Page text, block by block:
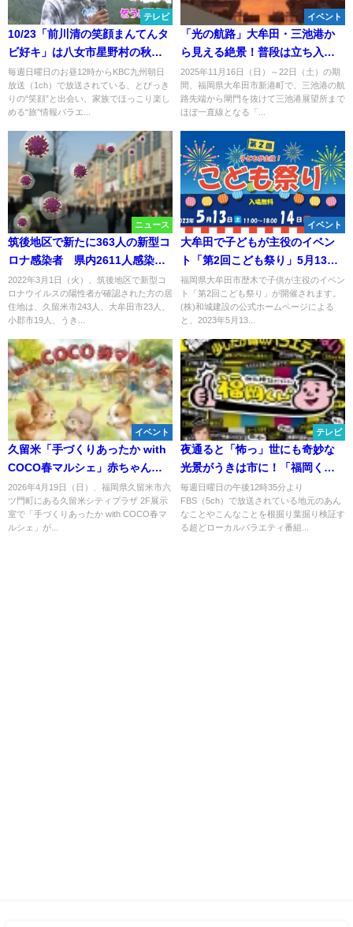
テレビ
10/23「前川清の笑顔まんてんタ
ビ好キ」は八女市星野村の秋祭
りで前川親子が熱唱！？お昼12
時から
毎週日曜日のお昼12時からKBC九州朝日
放送（1ch）で放送されている、とびっき
りの“笑顔”と出会い、家族でほっこり楽し
める“旅”情報バラエ...
イベント
「光の航路」大牟田・三池港か
ら見える絶景！普段は立ち入れ
ない岸壁を開放
2025年11月16日（日）～22日（土）の期
間、福岡県大牟田市新港町で、三池港の航
路先端から閘門を抜けて三池港展望所まで
ほぼ一直線となる「...
ニュース
筑後地区で新たに363人の新型コ
ロナ感染者 県内2611人感染、
過去最多の22人死亡【3月1日】
2022年3月1日（火）、筑後地区で新型コ
ロナウイルスの陽性者が確認された方の居
住地は、久留米市243人、大牟田市23人、
小郡市19人、うき...
イベント
大牟田で子どもが主役のイベン
ト「第2回こども祭り」5月13
日、14日開催 職業体験で「ワ
シロコイン」をもらって食べて
飲んで遊べる！
福岡県大牟田市歴木で子供が主役のイベン
ト「第2回こども祭り」が開催されます。
(株)和城建設の公式ホームページによる
と、2023年5月13...
イベント
久留米「手づくりあったか with
COCO春マルシェ」赤ちゃんか
ら大人まで楽しめるイベント！
2026年4月19日（日）、福岡県久留米市六
ツ門町にある久留米シティプラザ 2F展示
室で「手づくりあったか with COCO春マ
ルシェ」が...
テレビ
夜通ると「怖っ」世にも奇妙な
光景がうきは市に！「福岡く
ん。」3月9日放送
毎週日曜日の午後12時35分より
FBS（5ch）で放送されている地元のあん
なことやこんなことを根掘り葉掘り検証す
る超どローカルバラエティ番組...